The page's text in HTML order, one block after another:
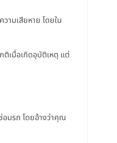
ามเสียหาย โดยใน
ติเมื่อเกิดอุบัติเหตุ แต่
มรถ โดยอ้างว่าคุณ